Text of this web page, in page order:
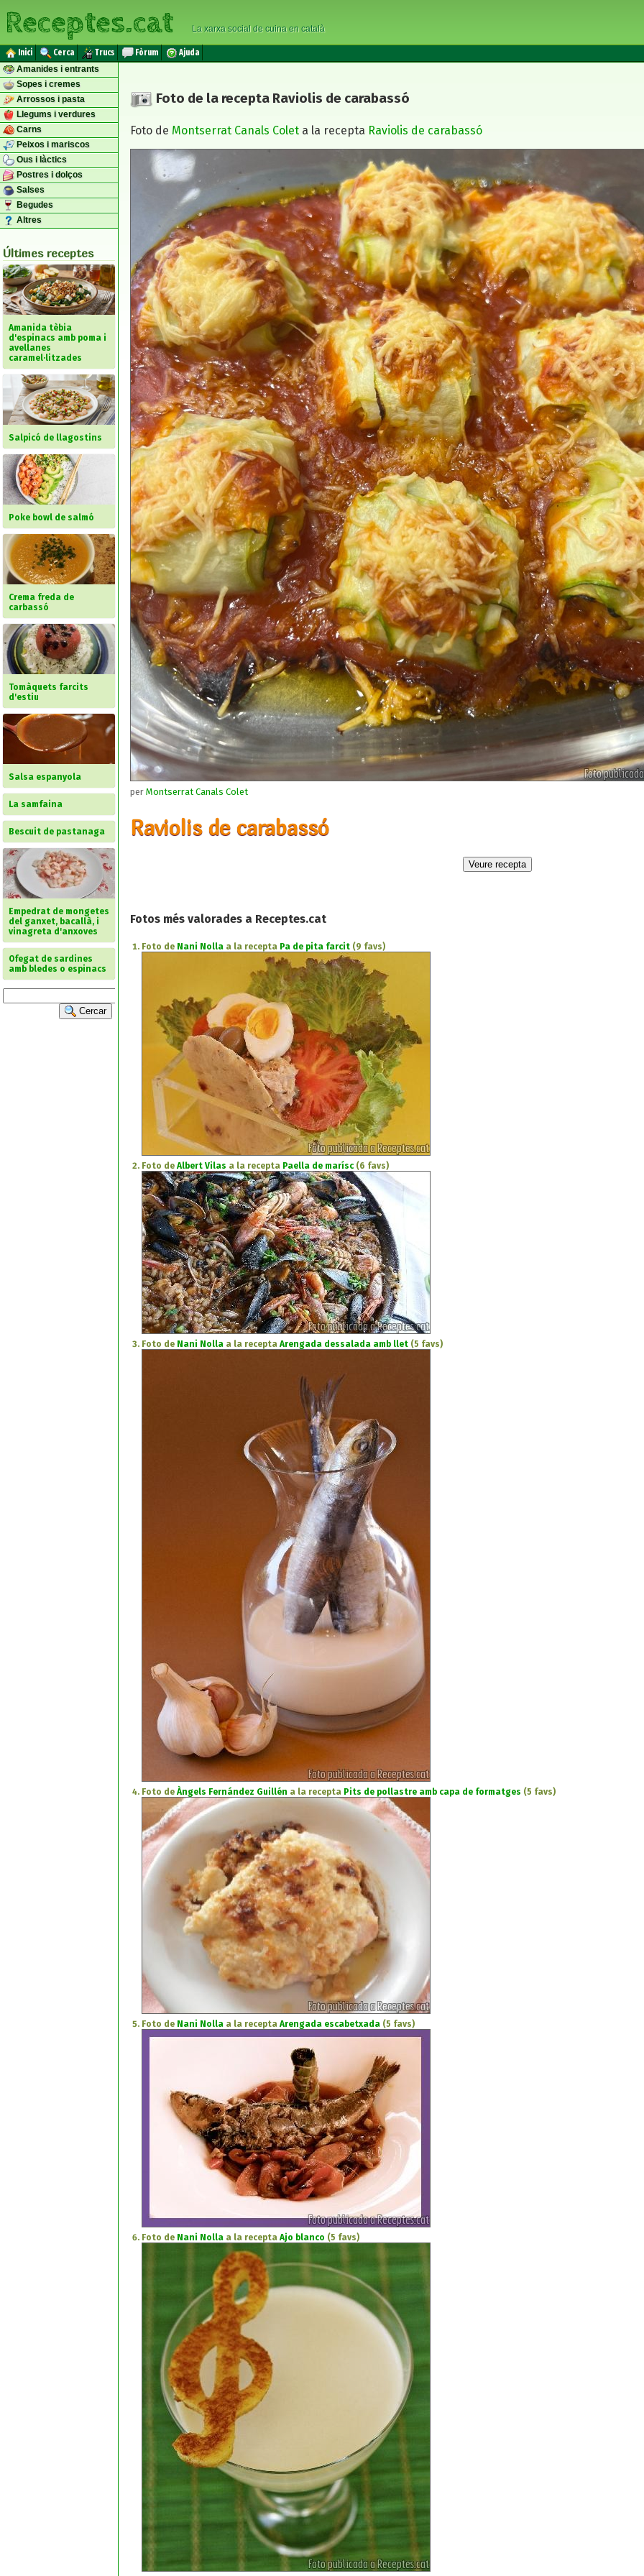
Receptes.cat La xarxa social de cuina en català
Inici Cerca Trucs Fòrum
Ajuda
Amanides i entrants
Sopes i cremes
Arrossos i pasta
Llegums i verdures
Carns
Peixos i mariscos
Ous i làctics
Postres i dolços
Salses
Begudes
Altres
Últimes receptes
Amanida tèbia
d'espinacs amb poma i
avellanes
caramel·litzades
Salpicó de llagostins
Poke bowl de salmó
Crema freda de
carbassó
Tomàquets farcits
d'estiu
Salsa espanyola
La samfaina
Bescuit de pastanaga
Empedrat de mongetes
del ganxet, bacallà, i
vinagreta d'anxoves
Ofegat de sardines
amb bledes o espinacs
Cercar
Foto de la recepta Raviolis de carabassó
Foto de Montserrat Canals Colet a la recepta Raviolis de carabassó
per Montserrat Canals Colet
Raviolis de carabassó
Fotos més valorades a Receptes.cat
Foto de Nani Nolla a la recepta Pa de pita farcit (9 favs)
Foto de Albert Vilas a la recepta Paella de marísc (6 favs)
Foto de Nani Nolla a la recepta Arengada dessalada amb llet (5 favs)
Foto de Àngels Fernández Guillén a la recepta Pits de pollastre amb capa de formatges (5 favs)
Foto de Nani Nolla a la recepta Arengada escabetxada (5 favs)
Foto de Nani Nolla a la recepta Ajo blanco (5 favs)